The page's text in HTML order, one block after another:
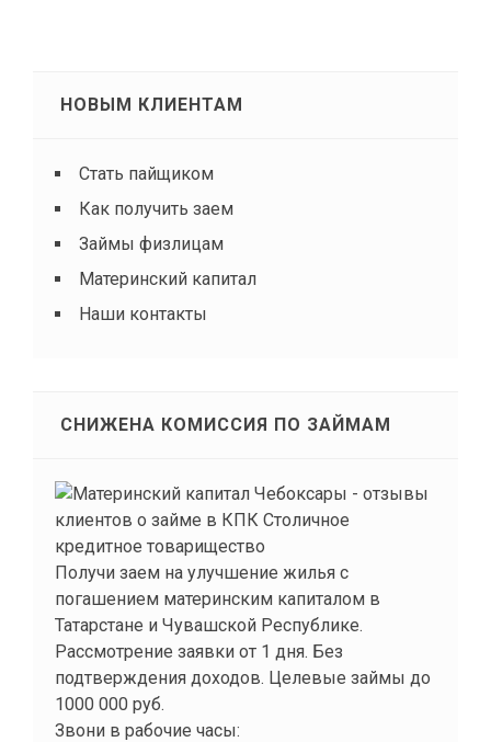
НОВЫМ КЛИЕНТАМ
Стать пайщиком
Как получить заем
Займы физлицам
Материнский капитал
Наши контакты
СНИЖЕНА КОМИССИЯ ПО ЗАЙМАМ
Получи заем на улучшение жилья с
погашением материнским капиталом в
Татарстане и Чувашской Республике.
Рассмотрение заявки от 1 дня. Без
подтверждения доходов. Целевые займы до
1000 000 руб.
Звони в рабочие часы: